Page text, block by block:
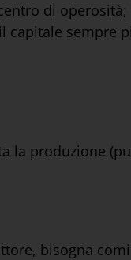
di
sempre
la produzione
bisogna